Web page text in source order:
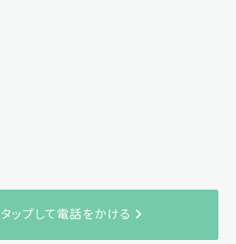
タップして電話をかける